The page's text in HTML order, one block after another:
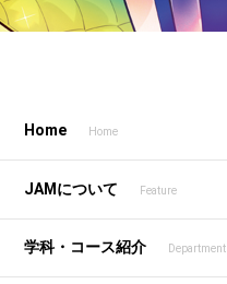
Home Home
JAMについて Feature
学科・コース紹介 Department